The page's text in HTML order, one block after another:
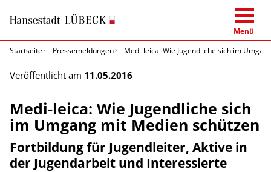
Menü
Startseite
Pressemeldungen Medi-leica: Wie Jugendliche sich im
Veröffentlicht am 11.05.2016
Medi-leica: Wie Jugendliche sich
im Umgang mit Medien schützen
Fortbildung für Jugendleiter, Aktive in
der Jugendarbeit und Interessierte